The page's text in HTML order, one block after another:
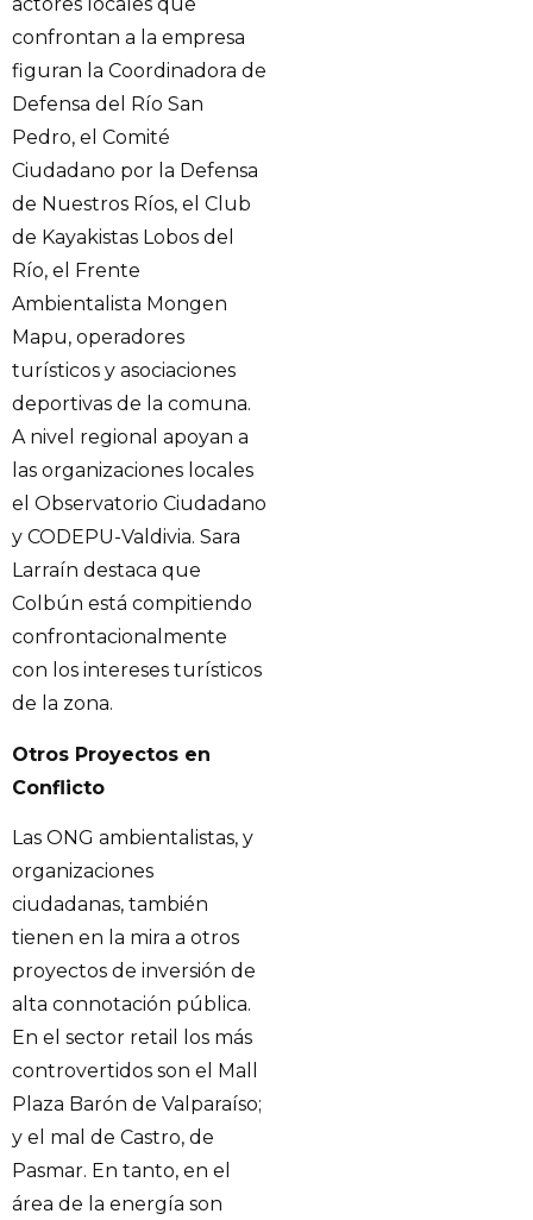
confrontan a la empresa
figuran la Coordinadora de
Defensa del Río San
Pedro, el Comité
Ciudadano por la Defensa
de Nuestros Ríos, el Club
de Kayakistas Lobos del
Río, el Frente
Ambientalista Mongen
Mapu, operadores
turísticos y asociaciones
deportivas de la comuna.
A nivel regional apoyan a
las organizaciones locales
el Observatorio Ciudadano
y CODEPU-Valdivia. Sara
Larraín destaca que
Colbún está compitiendo
confrontacionalmente
con los intereses turísticos
de la zona.
Otros Proyectos en
Conflicto
Las ONG ambientalistas, y
organizaciones
ciudadanas, también
tienen en la mira a otros
proyectos de inversión de
alta connotación pública.
En el sector retail los más
controvertidos son el Mall
Plaza Barón de Valparaíso;
y el mal de Castro, de
Pasmar. En tanto, en el
área de la energía son